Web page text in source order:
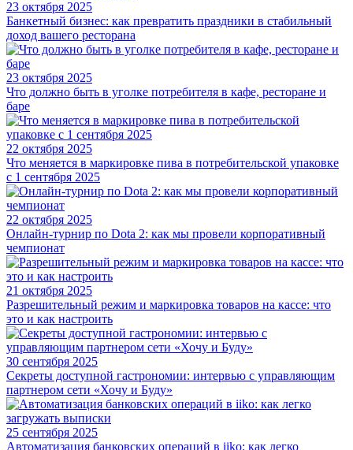
23 октября 2025
Банкетный бизнес: как превратить праздники в стабильный
доход вашего ресторана
23 октября 2025
Что должно быть в уголке потребителя в кафе, ресторане и
баре
22 октября 2025
Что меняется в маркировке пива в потребительской упаковке
с 1 сентября 2025
22 октября 2025
Онлайн-турнир по Dota 2: как мы провели корпоративный
чемпионат
21 октября 2025
Разрешительный режим и маркировка товаров на кассе: что
это и как настроить
30 сентября 2025
Секреты доступной гастрономии: интервью с управляющим
партнером сети «Хочу и Буду»
25 сентября 2025
Автоматизация банковских операций в iiko: как легко